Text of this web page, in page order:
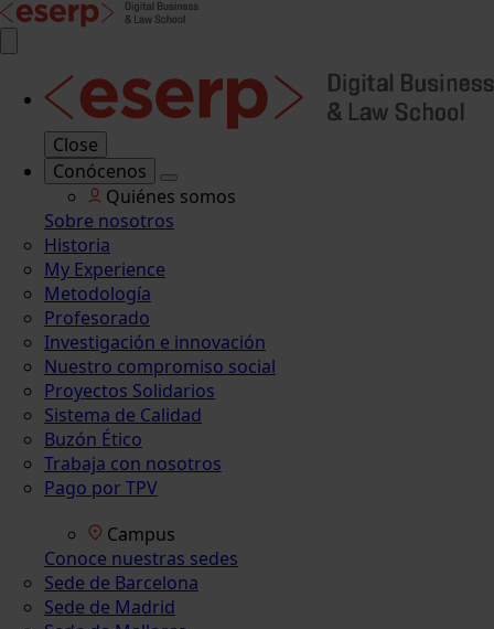
Close
Conócenos
Quiénes somos
Sobre nosotros
Historia
My Experience
Metodología
Profesorado
Investigación e innovación
Nuestro compromiso social
Proyectos Solidarios
Sistema de Calidad
Buzón Ético
Trabaja con nosotros
Pago por TPV
Campus
Conoce nuestras sedes
Sede de Barcelona
Sede de Madrid